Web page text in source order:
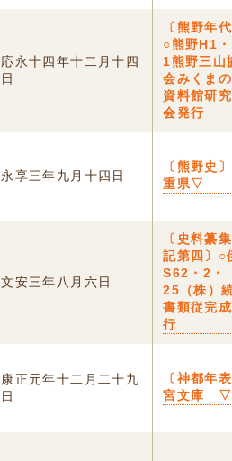
応永十四年十二月十四
日
〔熊野年
○熊野H1
1熊野三山
会みくま
資料館研
会発行
永享三年九月十四日
〔熊野史
重県▽
文安三年八月六日
〔史料纂
記第四〕○
S62・2・
25（株）
書類従完
行
康正元年十二月二十九
日
〔神都年
宮文庫 ▽